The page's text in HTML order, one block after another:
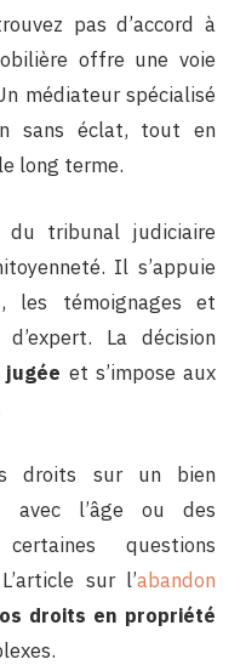
pas d’accord à
offre une voie
médiateur spécialisé
sans éclat, tout en
long terme.
du tribunal judiciaire
Il s’appuie
les témoignages et
La décision
et s’impose aux
droits sur un bien
avec l’âge ou des
questions
sur l’abandon
droits en propriété